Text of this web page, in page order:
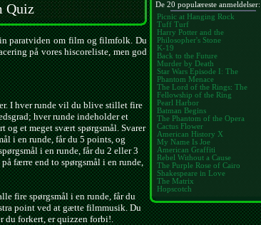
Quiz
paratviden om film og filmfolk. Du
på vores hiscoreliste, men god
I hver runde vil du blive stillet fire
hver runde indeholder et
og et meget svært spørgsmål. Svarer
i en runde, får du 5 points, og
i en runde, får du 2 eller 3
færre end to spørgsmål i en runde,
fire spørgsmål i en runde, får du
point ved at gætte filmmusik. Du
du forkert, er quizzen forbi!.
De 20 populæreste anmeldelser:
Picnic at Hanging Rock
Tuff Turf
Harry Potter and the
Philosopher's Stone
K-19
Back to the Future
Murder by Death
Star Wars Episode I: The
Phantom Menace
The Lord of the Rings: The
Fellowship of the Ring
Pearl Harbor
Batman Begins
The Phantom of the Opera
Cactus Flower
American History X
My Name Is Joe
American Graffiti
Rebel Without a Cause
The Purple Rose of Cairo
Shakespeare in Love
The Matrix
Hopscotch